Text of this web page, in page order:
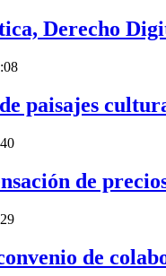
Derecho
paisajes
de
de